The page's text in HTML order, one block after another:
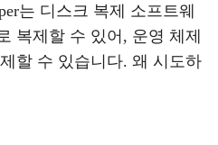
는 디스크 복제 소프트웨
복제할 수 있어 , 운영 체제
할 수 있습니다. 왜 시도하